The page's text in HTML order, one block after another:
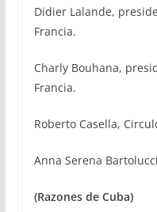
Didier Lalande,
Francia.
Charly Bouhana,
Francia.
Roberto Casella,
Anna Serena
(Razones de Cuba)